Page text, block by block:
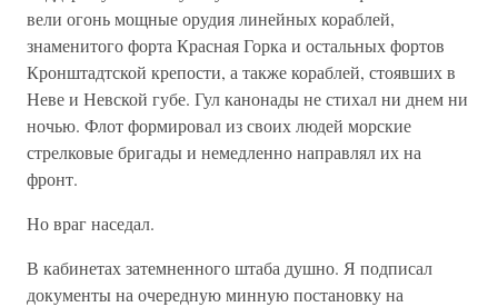
вели огонь мощные орудия линейных кораблей,
знаменитого форта Красная Горка и остальных фортов
Кронштадтской крепости, а также кораблей, стоявших в
Неве и Невской губе. Гул канонады не стихал ни днем ни
ночью. Флот формировал из своих людей морские
стрелковые бригады и немедленно направлял их на
фронт.
Но враг наседал.
В кабинетах затемненного штаба душно. Я подписал
документы на очередную минную постановку на